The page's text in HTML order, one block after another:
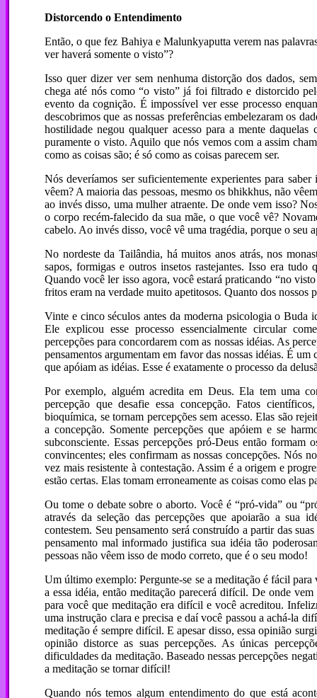
Distorcendo o Entendimento
Então, o que fez Bahiya e Malunkyaputta verem nas
ver haverá somente o visto”?
Isso quer dizer ver sem nenhuma distorção dos dados,
chega até nós como “o visto” já foi filtrado e distorcido
evento da cognição. É impossível ver esse processo
descobrimos que as nossas preferências embelezaram os
hostilidade negou qualquer acesso para a mente
puramente o visto. Aquilo que nós vemos com a assim
como as coisas são; é só como as coisas parecem ser.
Nós deveríamos ser suficientemente experientes para
vêem? A maioria das pessoas, mesmo os bhikkhus, não
ao invés disso, uma mulher atraente. De onde vem isso?
o corpo recém-falecido da sua mãe, o que você vê?
cabelo. Ao invés disso, você vê uma tragédia, porque o seu
No nordeste da Tailândia, há muitos anos atrás, nos
sapos, formigas e outros insetos rastejantes. Isso era
Quando você ler isso agora, você estará praticando “no
fritos eram na verdade muito apetitosos. Quanto dos nossos
Vinte e cinco séculos antes da moderna psicologia o
Ele explicou esse processo essencialmente circular
percepções para concordarem com as nossas idéias. As
pensamentos argumentam em favor das nossas idéias. É
que apóiam as idéias. Esse é exatamente o processo da
Por exemplo, alguém acredita em Deus. Ela tem uma
percepção que desafie essa concepção. Fatos
bioquímica, se tornam percepções sem acesso. Elas são
a concepção. Somente percepções que apóiem e se
subconsciente. Essas percepções pró-Deus então formam
convincentes; eles confirmam as nossas concepções. Nós
vez mais resistente à contestação. Assim é a origem e
estão certas. Elas tomam erroneamente as coisas como elas
Ou tome o debate sobre o aborto. Você é “pró-vida” ou
através da seleção das percepções que apoiarão a sua
contestem. Seu pensamento será construído a partir das
pensamento mal informado justifica sua idéia tão
pessoas não vêem isso de modo correto, que é o seu modo!
Um último exemplo: Pergunte-se se a meditação é fácil
a essa idéia, então meditação parecerá difícil. De onde
para você que meditação era difícil e você acreditou.
uma instrução clara e precisa e daí você passou a achá-la
meditação é sempre difícil. E apesar disso, essa opinião
opinião distorce as suas percepções. As únicas
dificuldades da meditação. Baseado nessas percepções
a meditação se tornar difícil!
Quando nós temos algum entendimento do que está